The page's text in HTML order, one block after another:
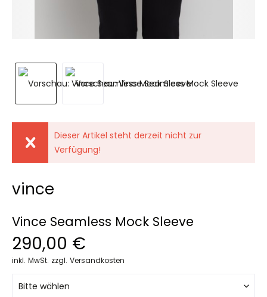
Dieser Artikel steht derzeit nicht zur
Verfügung!
vince
Vince Seamless Mock Sleeve
290,00 €
inkl. MwSt. zzgl. Versandkosten